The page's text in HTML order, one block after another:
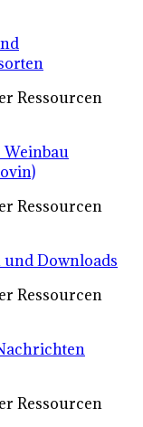
Ressourcen
Weinbau
Ressourcen
Downloads
Ressourcen
Ressourcen